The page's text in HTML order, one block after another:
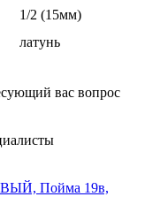
1/2 (15мм)
латунь
вас вопрос
Пойма 19в,